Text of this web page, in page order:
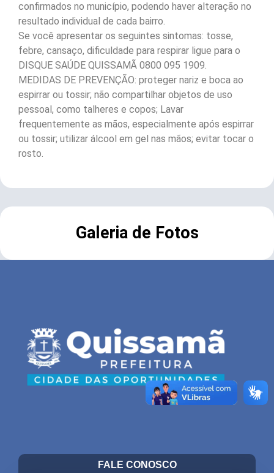
confirmados no município, podendo haver alteração no
resultado individual de cada bairro.
Se você apresentar os seguintes sintomas: tosse,
febre, cansaço, dificuldade para respirar ligue para o
DISQUE SAÚDE QUISSAMÃ 0800 095 1909.
MEDIDAS DE PREVENÇÃO: proteger nariz e boca ao
espirrar ou tossir; não compartilhar objetos de uso
pessoal, como talheres e copos; Lavar
frequentemente as mãos, especialmente após espirrar
ou tossir; utilizar álcool em gel nas mãos; evitar tocar o
rosto.
Galeria de Fotos
FALE CONOSCO